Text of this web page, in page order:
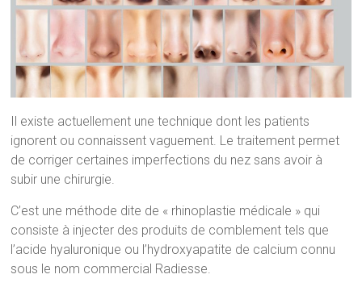
Il existe actuellement une technique dont les patients
ignorent ou connaissent vaguement. Le traitement permet
de corriger certaines imperfections du nez sans avoir à
subir une chirurgie.
C’est une méthode dite de « rhinoplastie médicale » qui
consiste à injecter des produits de comblement tels que
l’acide hyaluronique ou l’hydroxyapatite de calcium connu
sous le nom commercial Radiesse.